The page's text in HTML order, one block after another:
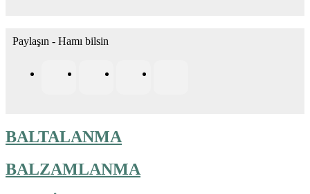
Paylaşın - Hamı bilsin
BALTALANMA
BALZAMLANMA